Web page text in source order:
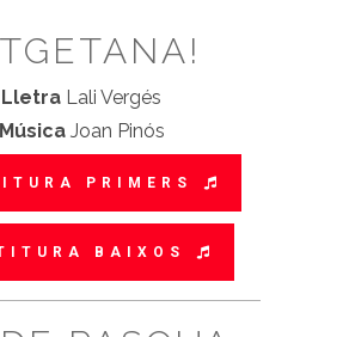
Lletra Lali Vergés
MúsicaJoan Pinós
PRIMERS
BAIXOS